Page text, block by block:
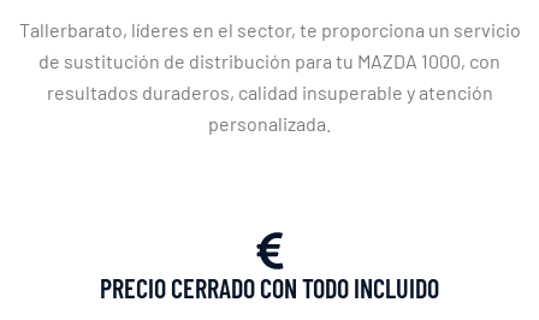
Tallerbarato, líderes en el sector, te proporciona un servicio
de sustitución de distribución para tu MAZDA 1000, con
resultados duraderos, calidad insuperable y atención
personalizada.
PRECIO CERRADO CON TODO INCLUIDO